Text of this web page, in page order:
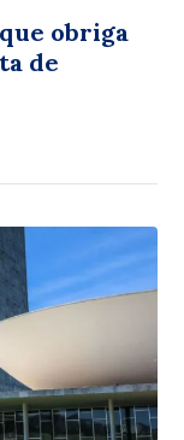
obriga
de